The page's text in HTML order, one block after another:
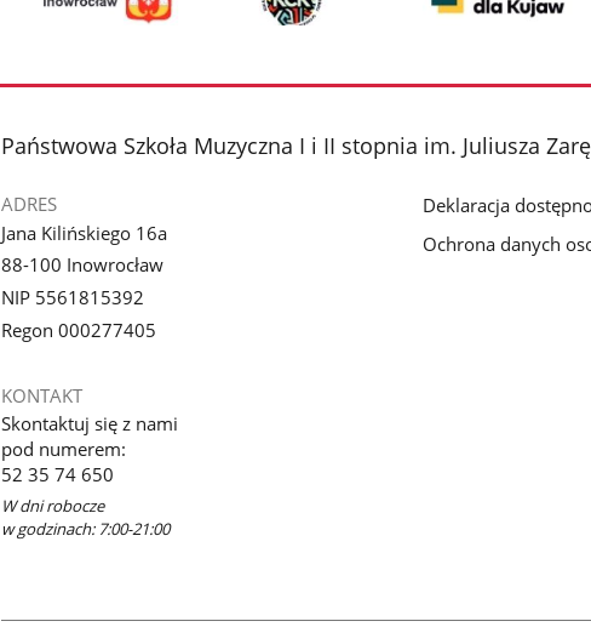
stopka
Państwowa Szkoła Muzyczna I i II stopnia im. Juliusza
ADRES
Jana Kilińskiego 16a
88-100 Inowrocław
NIP 5561815392
Regon 000277405
KONTAKT
Skontaktuj się z nami
pod numerem:
52 35 74 650
W dni robocze
w godzinach: 7:00-21:00
Deklaracja
Ochrona danych